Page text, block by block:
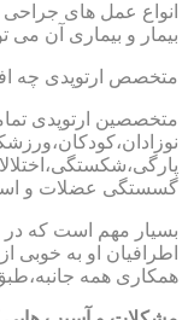
انواع عمل های
بیمار و بیماری آن می
متخصص ارتوپدی چه
متخصصین ارتوپدی
گسستگی عضلات و
بسیار مهم است که در
اطرافیان او به خوبی
همکاری همه